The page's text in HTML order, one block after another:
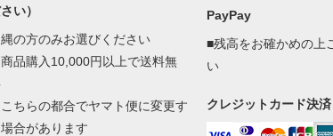
い）
の方のみお選びください
品購入10,000円以上で送料無
ちらの都合でヤマト便に変更す
場合があります
PayPay
■残高をお確かめの上
い
クレジットカード決済